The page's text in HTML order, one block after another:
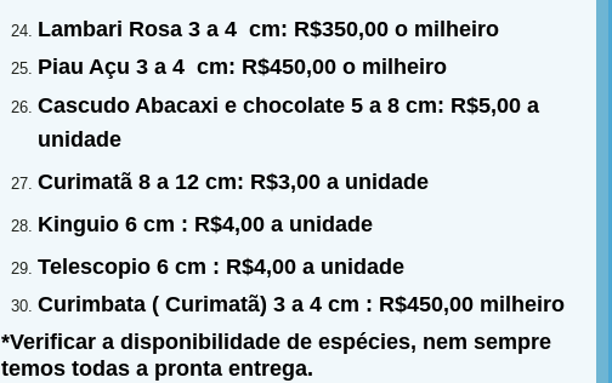
Lambari Rosa 3 a 4 cm: R$350,00 o milheiro
Piau Açu 3 a 4 cm: R$450,00 o milheiro
Cascudo Abacaxi e chocolate 5 a 8 cm: R$5,00 a
unidade
Curimatã 8 a 12 cm: R$3,00 a unidade
Kinguio 6 cm : R$4,00 a unidade
Telescopio 6 cm : R$4,00 a unidade
Curimbata ( Curimatã) 3 a 4 cm : R$450,00 milheiro
*Verificar a disponibilidade de espécies, nem sempre
temos todas a pronta entrega.